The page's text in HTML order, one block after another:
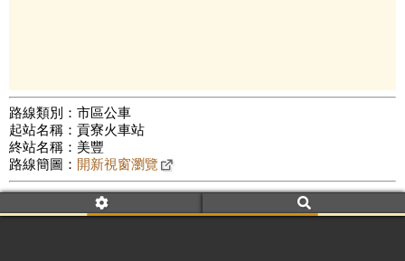
路線類別：市區公車
起站名稱：貢寮火車站
終站名稱：美豐
路線簡圖： 開新視窗瀏覽
附屬名稱：F838
首班時間：平日(07:10)、假日(--:--)
公車數量: 累計4054、上線3251